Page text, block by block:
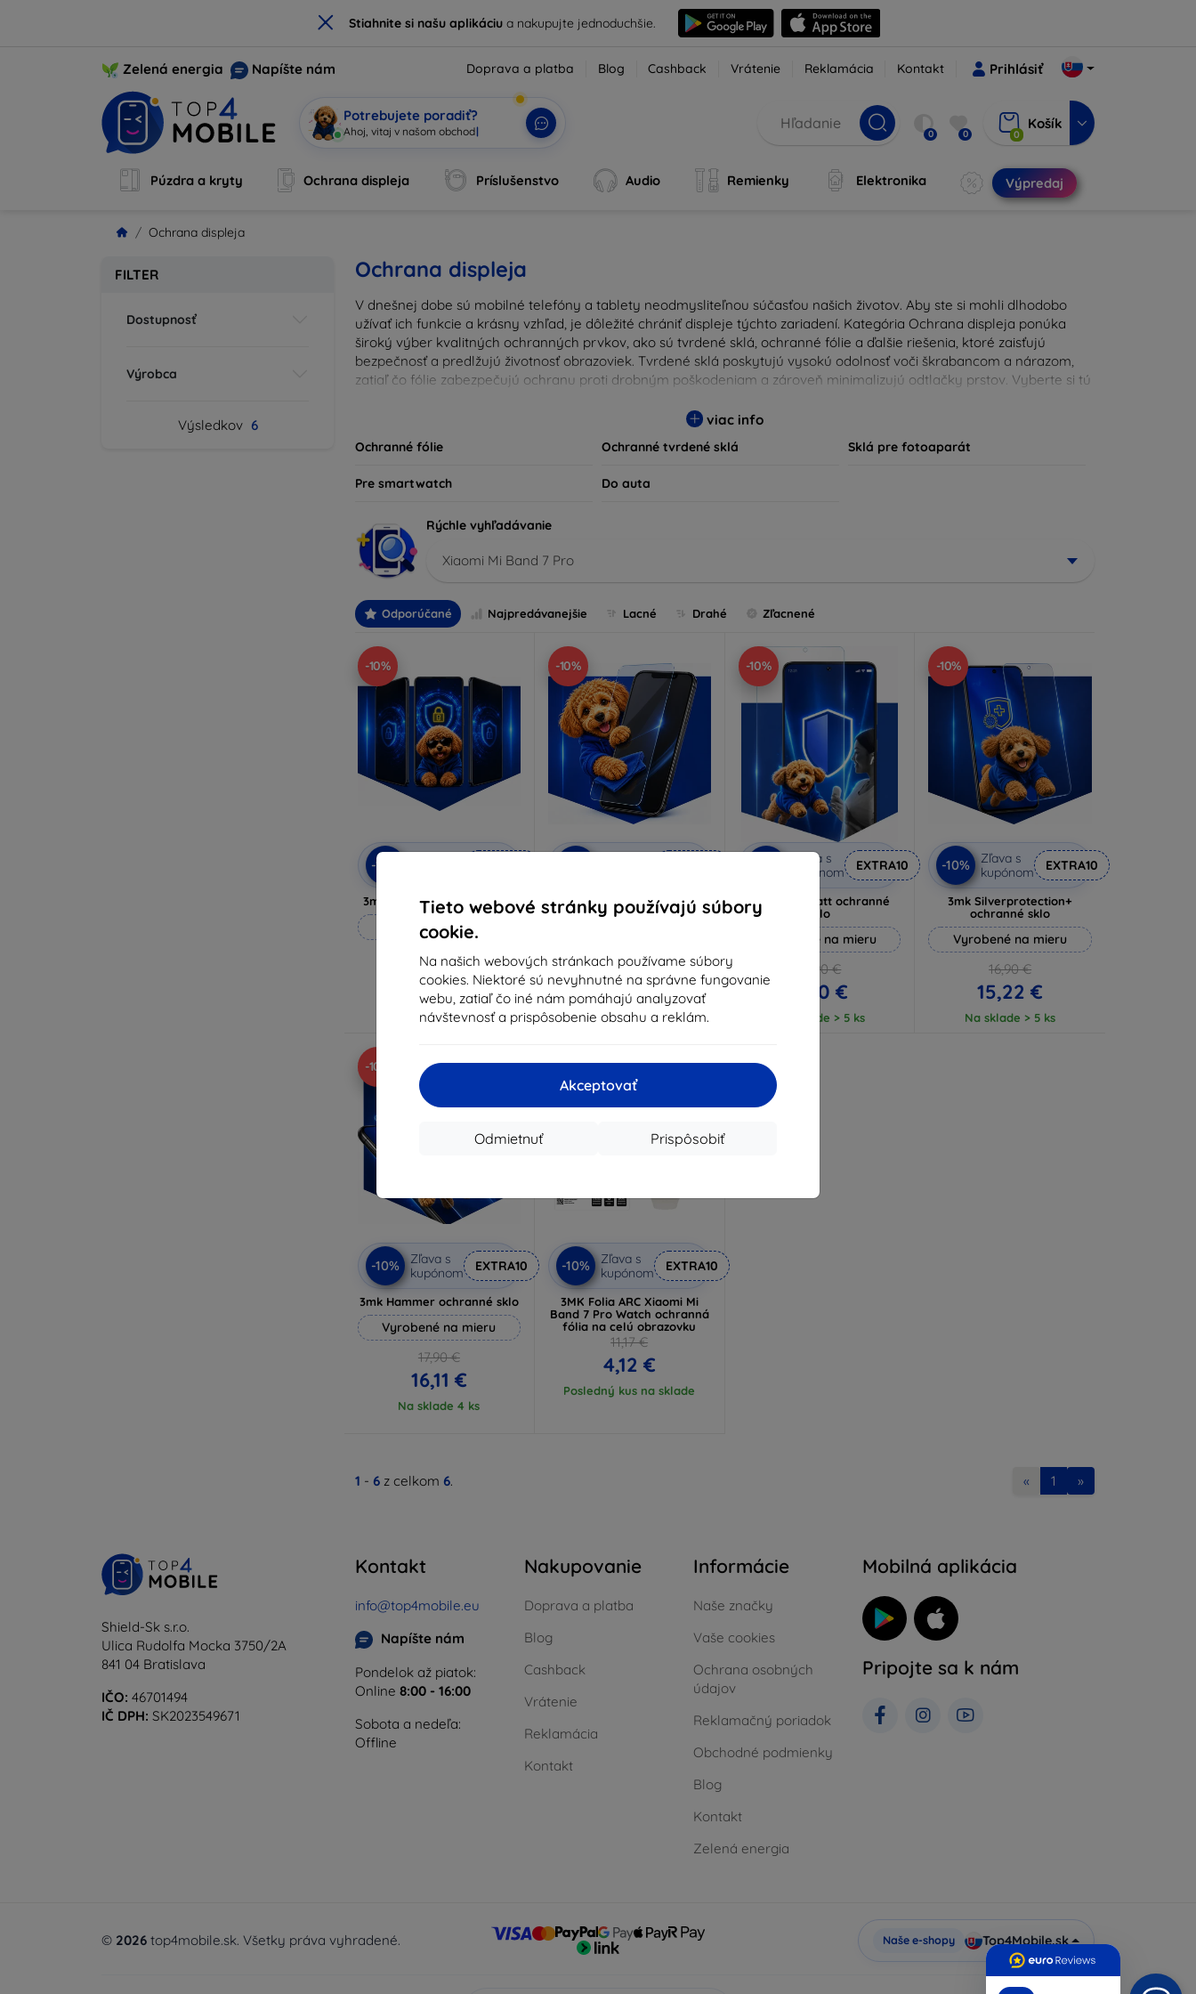
× Stiahnite si našu aplikáciua nakupujte jednoduchšie.
Tieto webové stránky používajú súbory
cookie.
Na našich webových stránkach používame súbory
cookies. Niektoré sú nevyhnutné na správne fungovanie
webu, zatiaľ čo iné nám pomáhajú analyzovať
návštevnosť a prispôsobenie obsahu a reklám.
Akceptovať
Prispôsobiť
Odmietnuť
Zelená energia Napíšte nám Doprava a platba Blog Cashback Vrátenie Reklamácia Kontakt Prihlásiť
Potrebujete poradiť?
So| 0 0 0
Košík
Púzdra a kryty Ochrana displeja Príslušenstvo Audio Remienky Elektronika Výpredaj
Ochrana displeja
FILTER
Dostupnosť
Výrobca
Výsledkov 6
Ochrana displeja
V dnešnej dobe sú mobilné telefóny a tablety neodmysliteľnou súčasťou našich životov. Aby ste si mohli dlhodobo
užívať ich funkcie a krásny vzhľad, je dôležité chrániť displeje týchto zariadení. Kategória Ochrana displeja ponúka
široký výber kvalitných ochranných prvkov, ako sú tvrdené sklá, ochranné fólie a ďalšie riešenia, ktoré zaisťujú
bezpečnosť a predlžujú životnosť obrazoviek. Tvrdené sklá poskytujú vysokú odolnosť voči škrabancom a nárazom,
zatiaľ čo fólie zabezpečujú ochranu proti drobným poškodeniam a zároveň minimalizujú odtlačky prstov. Vyberte si tú
produkty kompatibilné s rôznymi značkami a modelmi, čím zaručujeme, že každý zákazník nájde ideálnu ochranu pre
viac info
Ochranné fólie Ochranné tvrdené sklá Sklá pre fotoaparát
Pre smartwatch Do auta
Rýchle vyhľadávanie
Xiaomi Mi Band 7 Pro
Odporúčané Najpredávanejšie Lacné Drahé Zľacnené
-10%
-10%
3mk Privacy ochranné sklo
Vyrobené na mieru
18,91 €
17,01 €
Na sklade 3 ks
-10%
3mk Anti-Shock ochranné
sklo
14,90 €
13,41 €
Na sklade > 5 ks
-10%
Zľava s
kupónom
EXTRA10
3mk Pure Matt ochranné
sklo
Vyrobené na mieru
10,90 €
9,80 €
Na sklade > 5 ks
-10%
-10%
Zľava s
kupónom
EXTRA10
3mk Silverprotection+
ochranné sklo
Vyrobené na mieru
16,90 €
15,22 €
Na sklade > 5 ks
-10%
-10%
Zľava s
kupónom
EXTRA10
3mk Hammer ochranné sklo
Vyrobené na mieru
17,90 €
16,11 €
Na sklade 4 ks
-63%
-10%
Zľava s
kupónom
EXTRA10
3MK Folia ARC Xiaomi Mi
Band 7 Pro Watch ochranná
fólia na celú obrazovku
11,17 €
4,12 €
Posledný kus na sklade
1 - 6 z celkom 6. « 1 »
Shield-Sk s.r.o.
Ulica Rudolfa Mocka 3750/2A
841 04 Bratislava
IČO: 46701494
IČ DPH: SK2023549671
Kontakt
info@top4mobile.eu
Napíšte nám
Pondelok až piatok:
Online 8:00 - 16:00
Sobota a nedeľa:
Offline
Nakupovanie
Doprava a platba
Blog
Cashback
Vrátenie
Reklamácia
Kontakt
Informácie
Naše značky
Vaše cookies
Ochrana osobných
údajov
Reklamačný poriadok
Obchodné podmienky
Blog
Kontakt
Zelená energia
Mobilná aplikácia
Pripojte sa k nám
© 2026 top4mobile.sk. Všetky práva vyhradené. Naše e-shopy Top4Mobile.sk